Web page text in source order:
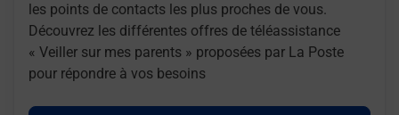
les points de contacts les plus proches de vous.
Découvrez les différentes offres de téléassistance
« Veiller sur mes parents » proposées par La Poste
pour répondre à vos besoins